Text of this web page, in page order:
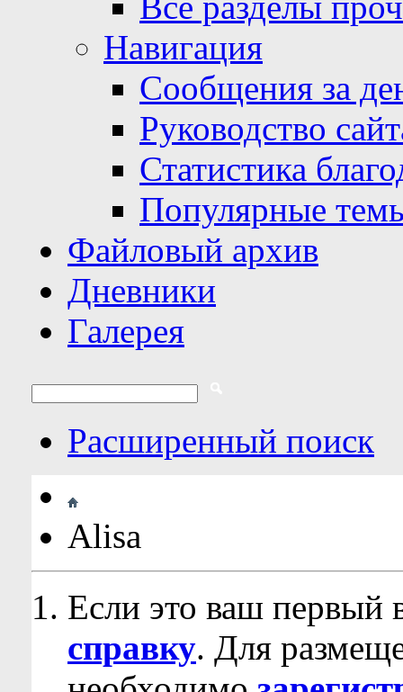
Навигация
Сообщения за
Руководство
Статистика
Популярные
Файловый архив
Дневники
Галерея
Расширенный поиск
Alisa
Если это ваш первый
справку. Для